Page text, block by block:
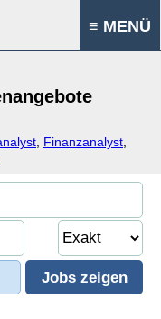
≡ MENÜ
Finanzanalyst